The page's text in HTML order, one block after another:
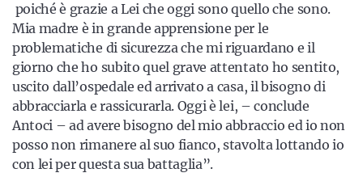
poiché è grazie a Lei che oggi sono quello che sono.
Mia madre è in grande apprensione per le
problematiche di sicurezza che mi riguardano e il
giorno che ho subito quel grave attentato ho sentito,
uscito dall’ospedale ed arrivato a casa, il bisogno di
abbracciarla e rassicurarla. Oggi è lei, – conclude
Antoci – ad avere bisogno del mio abbraccio ed io non
posso non rimanere al suo fianco, stavolta lottando io
con lei per questa sua battaglia”.